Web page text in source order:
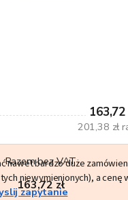
201,38 zł
nawet bardzo duże
niewymienionych), a cenę
zapytanie
Razem bez VAT
163,72 zł